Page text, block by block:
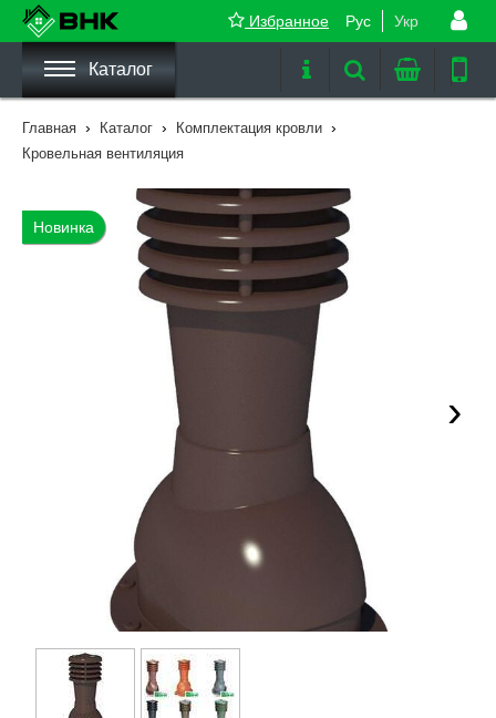
Рус Укр
Избранное
Каталог
Главная › Каталог › Комплектация кровли ›
Кровельная вентиляция
›
Новинка